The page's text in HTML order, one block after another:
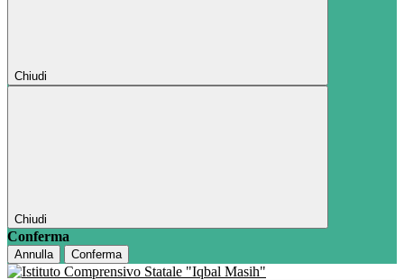
Chiudi
Chiudi
Conferma
Annulla Conferma